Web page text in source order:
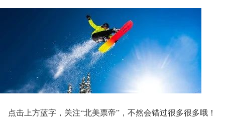
点击上方蓝字，关注“北美票帝” ，不然会错过很多很多哦！